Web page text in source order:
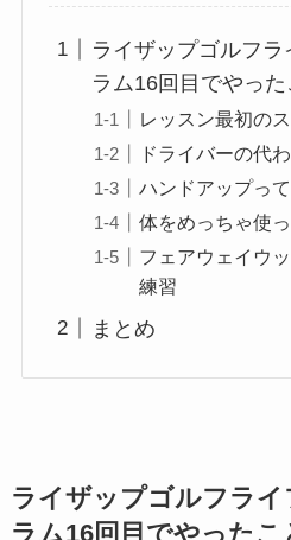
ライザップゴルフ
ラム16回目でやった
レッスン最初の
ドライバーの代
ハンドアップっ
体をめっちゃ使
フェアウェイウ
練習
まとめ
ライザップゴルフラ
ラム16回目でやったこ